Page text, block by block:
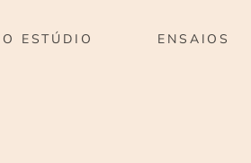
O ESTÚDIO ENSAIOS